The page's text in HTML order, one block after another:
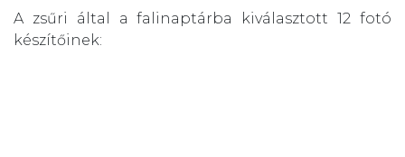
A zsűri által a falinaptárba kiválasztott 12 fotó
készítőinek: